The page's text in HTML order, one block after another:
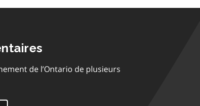
de l’Ontario de plusieurs